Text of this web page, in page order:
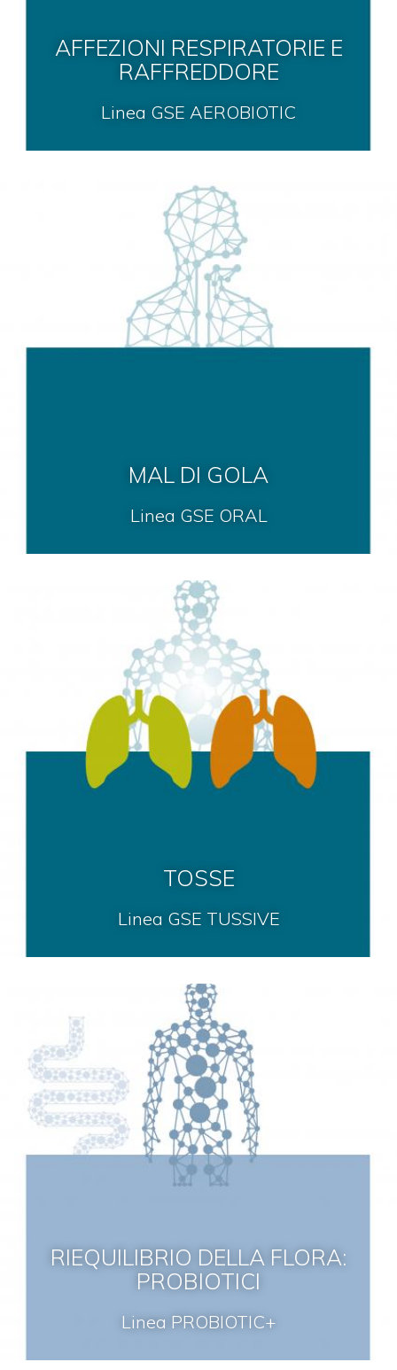
AFFEZIONI RESPIRATORIE E
RAFFREDDORE
Linea GSE AEROBIOTIC
MAL DI GOLA
Linea GSE ORAL
TOSSE
Linea GSE TUSSIVE
RIEQUILIBRIO DELLA FLORA:
PROBIOTICI
Linea PROBIOTIC+